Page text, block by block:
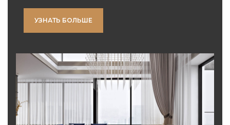
УЗНАТЬ БОЛЬШЕ